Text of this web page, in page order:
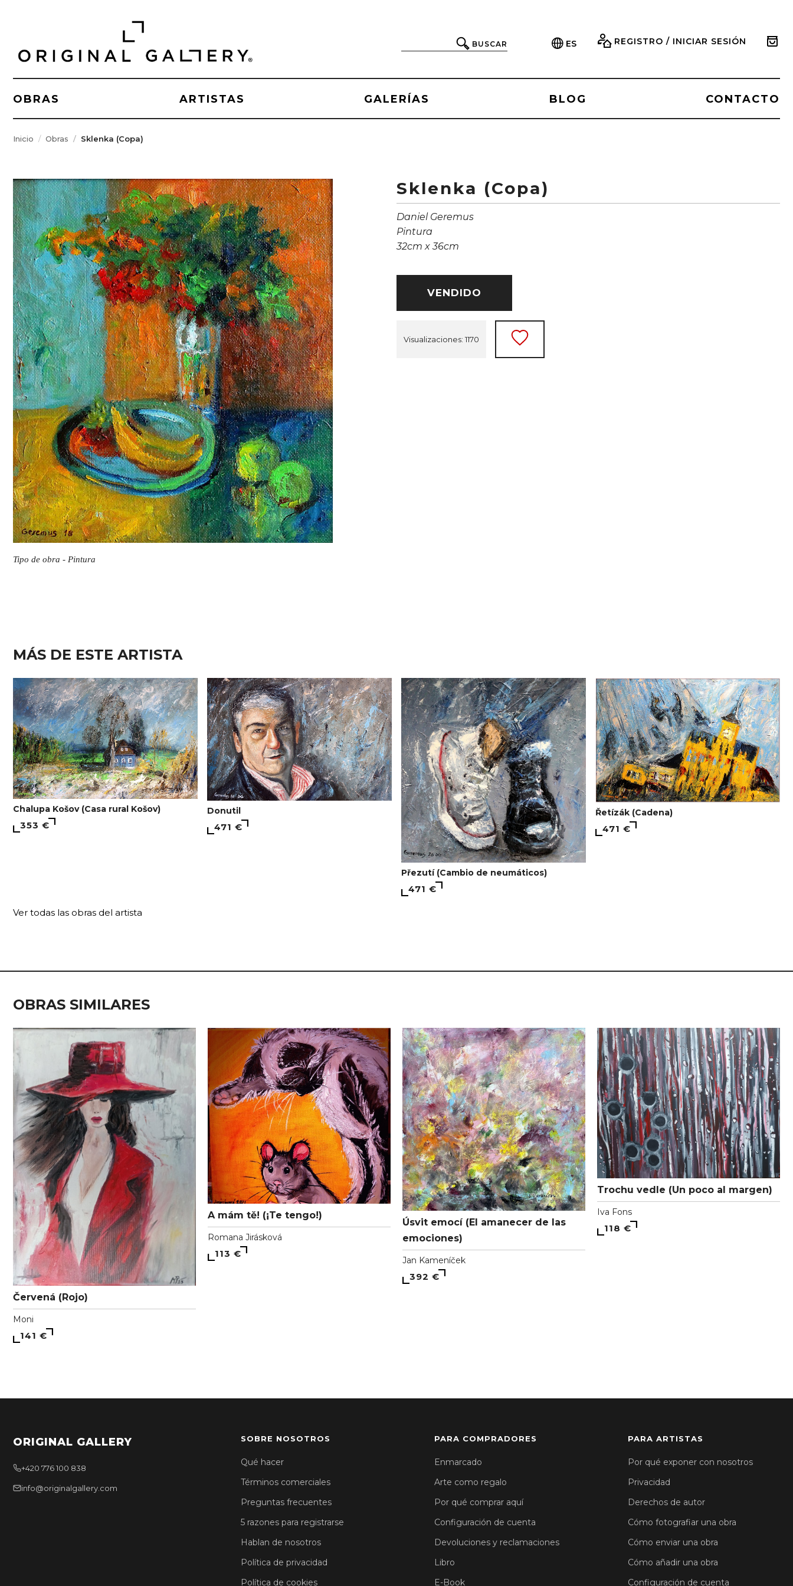
BUSCAR ES REGISTRO / INICIAR SESIÓN
OBRAS ARTISTAS GALERÍAS BLOG CONTACTO
Inicio Obras Sklenka (Copa)
Tipo de obra - Pintura
Sklenka (Copa)
Daniel Geremus
Pintura
32cm x 36cm
VENDIDO
Visualizaciones: 1170
MÁS DE ESTE ARTISTA
Chalupa Košov (Casa rural Košov)
353 €
Donutil
471 €
Přezutí (Cambio de neumáticos)
471 €
Řetízák (Cadena)
471 €
Ver todas las obras del artista
OBRAS SIMILARES
Červená (Rojo)
Moni
141 €
A mám tě! (¡Te tengo!)
Romana Jirásková
113 €
Úsvit emocí (El amanecer de las
emociones)
Jan Kameníček
392 €
Trochu vedle (Un poco al margen)
Iva Fons
118 €
ORIGINAL GALLERY
+420 776 100 838
info@originalgallery.com
SOBRE NOSOTROS
Qué hacer
Términos comerciales
Preguntas frecuentes
5 razones para registrarse
Hablan de nosotros
Política de privacidad
Política de cookies
PARA COMPRADORES
Enmarcado
Arte como regalo
Por qué comprar aquí
Configuración de cuenta
Devoluciones y reclamaciones
Libro
E-Book
PARA ARTISTAS
Por qué exponer con nosotros
Privacidad
Derechos de autor
Cómo fotografiar una obra
Cómo enviar una obra
Cómo añadir una obra
Configuración de cuenta